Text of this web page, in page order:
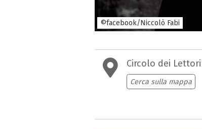
©facebook/Niccolò Fabi
Circolo dei Lettori
Cerca sulla mappa